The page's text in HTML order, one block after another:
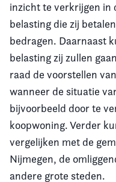
inzicht te verkrijgen in
belasting die zij
bedragen. Daarnaast
belasting zij zullen
raad de voorstellen
wanneer de situatie
bijvoorbeeld door te
koopwoning. Verder
vergelijken met de
Nijmegen, de
andere grote steden.